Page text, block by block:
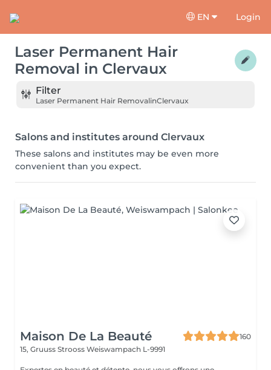
EN Login
Laser Permanent Hair
Removal in Clervaux
Filter
Laser Permanent Hair RemovalinClervaux
Salons and institutes around Clervaux
These salons and institutes may be even more
convenient than you expect.
Maison De La Beauté
160
15, Gruuss Strooss Weiswampach L-9991